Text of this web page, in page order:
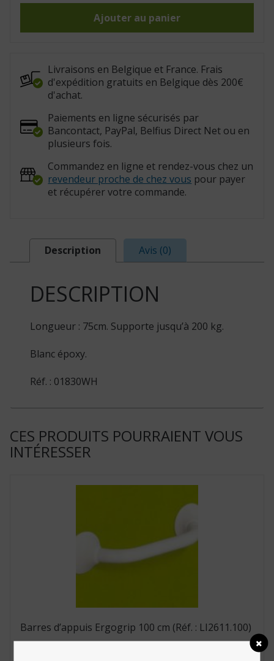
pied
01830WH)
Ajouter au panier
Livraisons en Belgique et France. Frais
d'expédition gratuits en Belgique dès 200€
d'achat.
Paiements en ligne sécurisés par
Bancontact, PayPal, Belfius Direct Net ou en
plusieurs fois.
Commandez en ligne et rendez-vous chez un
revendeur proche de chez vous pour payer
et récupérer votre commande.
Description Avis (0)
DESCRIPTION
Longueur : 75cm. Supporte jusqu’à 200 kg.
Blanc époxy.
Réf. : 01830WH
CES PRODUITS POURRAIENT VOUS
INTÉRESSER
Barres d’appuis Ergogrip 100 cm (Réf. : LI2611.100)